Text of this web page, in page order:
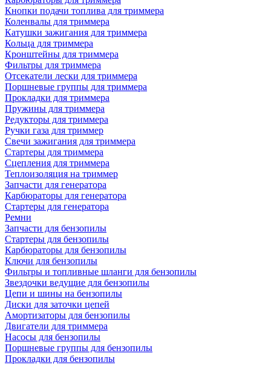
Кнопки подачи топлива для триммера
Коленвалы для триммера
Катушки зажигания для триммера
Кольца для триммера
Кронштейны для триммера
Фильтры для триммера
Отсекатели лески для триммера
Поршневые группы для триммера
Прокладки для триммера
Пружины для триммера
Редукторы для триммера
Ручки газа для триммер
Свечи зажигания для триммера
Стартеры для триммера
Сцепления для триммера
Теплоизоляция на триммер
Запчасти для генератора
Карбюраторы для генератора
Стартеры для генератора
Ремни
Запчасти для бензопилы
Стартеры для бензопилы
Карбюраторы для бензопилы
Ключи для бензопилы
Фильтры и топливные шланги для бензопилы
Звездочки ведущие для бензопилы
Цепи и шины на бензопилы
Диски для заточки цепей
Амортизаторы для бензопилы
Двигатели для триммера
Насосы для бензопилы
Поршневые группы для бензопилы
Прокладки для бензопилы